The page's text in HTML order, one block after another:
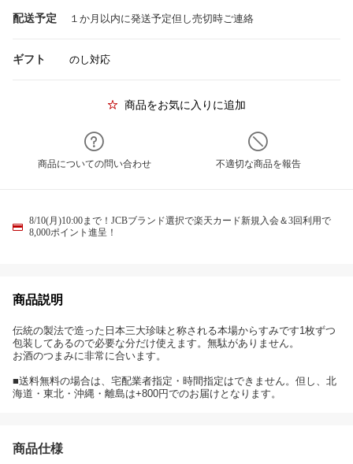
配送予定 １か月以内に発送予定但し売切時ご連絡
ギフト のし対応
商品をお気に入りに追加
商品についての問い合わせ 不適切な商品を報告
8/10(月)10:00まで！JCBブランド選択で楽天カード新規入会＆3回利用で
8,000ポイント進呈！
商品説明
伝統の製法で造った日本三大珍味と称される本場からすみです1枚ずつ
包装してあるので必要な分だけ使えます。無駄がありません。
お酒のつまみに非常に合います。
■送料無料の場合は、宅配業者指定・時間指定はできません。但し、北
海道・東北・沖縄・離島は+800円でのお届けとなります。
商品仕様